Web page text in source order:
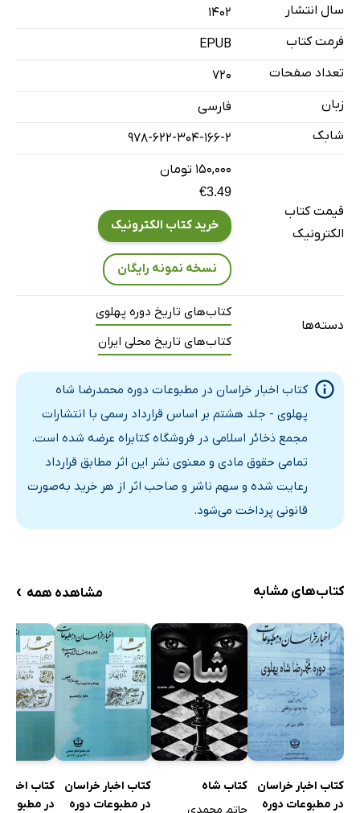
حق آشکار و مغلوب نشدنی است
آگهی نرخ کالای ضروری مورد احتیاج مردم
سیاهه اموات شهریور تا آبان 1321و مقایسه با سال قبل
بیمارستان شاهرضا
اینها حقیقت است نه آنها
گزارش فردوس
راجع به غائله 17 آذر و نتایج آن
انجمن پروین یک ساله شد
در جشن انجمن پروین
بلای کاغذ
انجمن و مؤسسات خیریه و مقامات خیر سال 1321 مشهد
مجلس یادبود سید علی مسعودی
در اطاق بازرگانی
آگهی مناقصه پارچه و دوخ لباس مأمورین شهرداری مشهد
خلاصه آمار بنگاه‌های خیریه آستان قدس در فروردین 1322
آگهی مناقصه لایروبی قنات درویش بیگ استیجاری شهرداری
آگهی مناقصه اقلام مورد نیاز دائره رفت و روب شهرداری
برای جمع‌آوری جنس
مبارزه با ملخ
آگهی مزایده 6 قطعه اراضی باره و خندق خیابان نادری
آگهی: راجع به مزایده موقوفه بیمارستان منتصریه
سال انتشار
۱۴۰۲
فرمت کتاب
EPUB
تعداد صفحات
720
زبان
فارسی
شابک
978-622-304-166-2
قیمت کتاب
الکترونیک
۱۵۰,۰۰۰ تومان
€3.49
خرید کتاب الکترونیک
نسخه نمونه رایگان
دسته‌ها
کتاب‌های تاریخ دوره پهلوی
کتاب‌های تاریخ محلی ایران
کتاب اخبار خراسان در مطبوعات دوره محمدرضا شاه
پهلوی - جلد هشتم بر اساس قرارداد رسمی با انتشارات
مجمع ذخائر اسلامی در فروشگاه کتابراه عرضه شده است.
تمامی حقوق مادی و معنوی نشر این اثر مطابق قرارداد
رعایت شده و سهم ناشر و صاحب اثر از هر خرید به‌صورت
قانونی پرداخت می‌شود.
کتاب‌های مشابه مشاهده همه ›
کتاب اخبار خراسان
در مطبوعات دوره
کتاب شاه
کتاب اخبار خراسان
در مطبوعات دوره
کتاب
در